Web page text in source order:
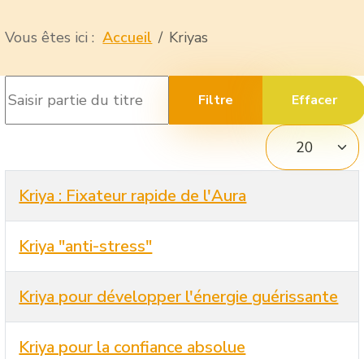
Vous êtes ici :Accueil Kriyas
Filtre Effacer
Afficher #
Titre
Kriya : Fixateur rapide de l'Aura
Kriya "anti-stress"
Kriya pour développer l'énergie guérissante
Kriya pour la confiance absolue